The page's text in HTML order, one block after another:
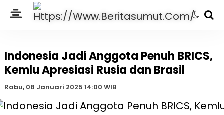
Indonesia Jadi Anggota Penuh BRICS,
Kemlu Apresiasi Rusia dan Brasil
Rabu, 08 Januari 2025 14:00 WIB